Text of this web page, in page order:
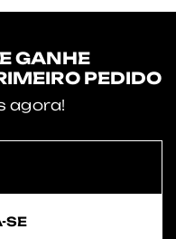
GANHE
PEDIDO
agora!
SE